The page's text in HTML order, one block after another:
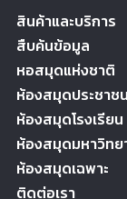
สินค้าและบริการ
สืบค้นข้อมูล
หอสมุดแห่งชาติ
ห้องสมุดประชาชน
ห้องสมุดโรงเรียน
ห้องสมุดมหาวิทย
ห้องสมุดเฉพาะ
ติดต่อเรา